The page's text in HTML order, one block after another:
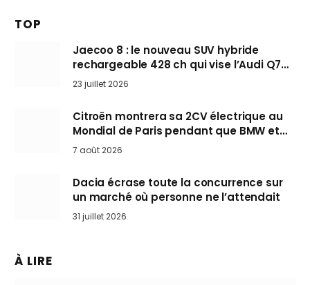
TOP
Jaecoo 8 : le nouveau SUV hybride
rechargeable 428 ch qui vise l’Audi Q7
arrive en Europe cet automne
23 juillet 2026
Citroën montrera sa 2CV électrique au
Mondial de Paris pendant que BMW et
Mini désertent le salon
7 août 2026
Dacia écrase toute la concurrence sur
un marché où personne ne l’attendait
31 juillet 2026
À LIRE